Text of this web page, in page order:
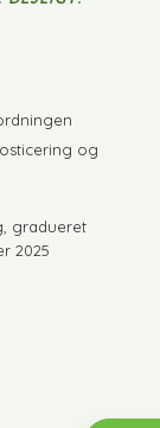
og
gradueret
2025